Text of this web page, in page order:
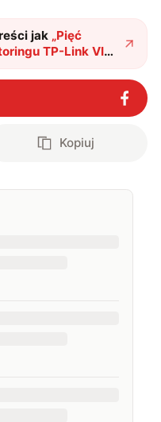
jak „Pięć
TP-Link VIGI
waszego
Kopiuj